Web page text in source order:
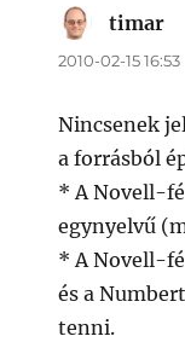
timar
2010-02-15 16:53
Nincsenek
a forrásból
* A Novell-
egynyelvű
* A Novell-
és a
tenni.